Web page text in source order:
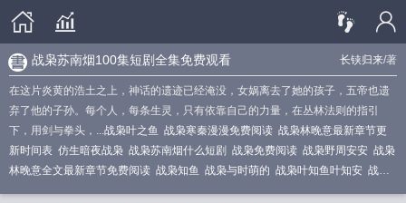
长铗归来/著
战枭苏南烟100集短剧全集免费观看
在这片炎黄的浩土之上，神话的遗迹已经淹没，女娲离去了她的孩子，五帝也遗
弃了他的子孙。每个人，每条生灵，只有依靠自己的力量，在丛林法则的指引
下，用剑与拳头，...战枭叶之鱼 战枭寒秦漫漫免费阅读 战枭林晚意最新章节更
新时间表 仿生暗夜战枭 战枭苏南烟什么短剧 战枭免费阅读 战枭野周安安 战枭
林晚意全文最新章节免费阅读 战枭知鱼 战枭与时萌的 战枭叶知鱼叶知安 战枭